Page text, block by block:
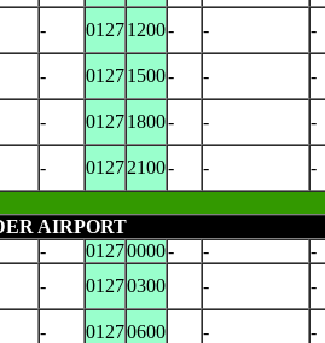
- 01271200- - -
- 01271500- - -
- 01271800- - -
- 01272100- -
-
AIRPORT
- 01270000- -
-
- 01270300 - -
- 01270600 - -